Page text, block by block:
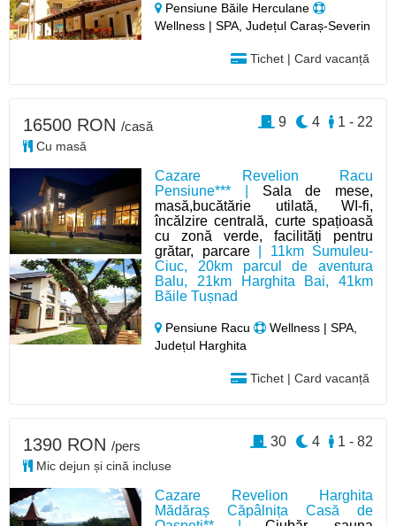
Pensiune Băile Herculane
Wellness | SPA, Județul Caraș-Severin
Tichet | Card vacanță
Cazare Revelion Racu
Pensiune*** | Sala de mese,
masă,bucătărie utilată, WI-fi,
încălzire centrală, curte spațioasă
cu zonă verde, facilități pentru
grătar, parcare| 11km Sumuleu-
Ciuc, 20km parcul de aventura
Balu, 21km Harghita Bai, 41km
Băile Tușnad
Pensiune Racu
Wellness | SPA,
Județul Harghita
Tichet | Card vacanță
16500 RON /casă
Cu masă
1 - 22
4
9
Cazare Revelion Harghita
Mădăraș Căpâlnița Casă de
1390 RON /pers
Mic dejun și cină incluse
1 - 82
4
30